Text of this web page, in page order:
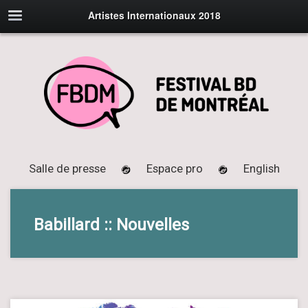
Artistes Internationaux 2018
Salle de presse Espace pro English
Babillard :: Nouvelles